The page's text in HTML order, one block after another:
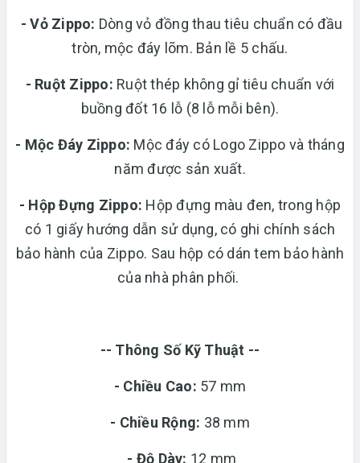
- Vỏ Zippo: Dòng vỏ đồng thau tiêu chuẩn có đầu
tròn, mộc đáy lõm. Bản lề 5 chấu.
- Ruột Zippo: Ruột thép không gỉ tiêu chuẩn với
buồng đốt 16 lỗ (8 lỗ mỗi bên).
- Mộc Đáy Zippo: Mộc đáy có Logo Zippo và tháng
năm được sản xuất.
- Hộp Đựng Zippo: Hộp đựng màu đen, trong hộp
có 1 giấy hướng dẫn sử dụng, có ghi chính sách
bảo hành của Zippo. Sau hộp có dán tem bảo hành
của nhà phân phối.
-- Thông Số Kỹ Thuật --
- Chiều Cao: 57 mm
- Chiều Rộng: 38 mm
- Độ Dày: 12 mm